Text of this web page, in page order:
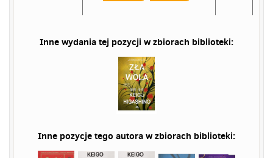
Inne wydania tej pozycji w zbiorach biblioteki:
Inne pozycje tego autora w zbiorach biblioteki: